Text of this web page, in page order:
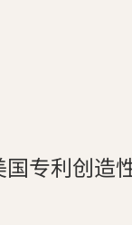
专利创造